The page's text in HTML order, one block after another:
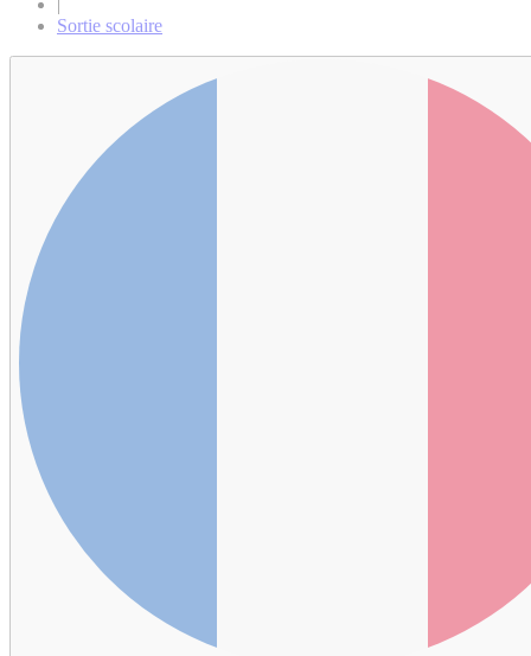
|
Sortie scolaire